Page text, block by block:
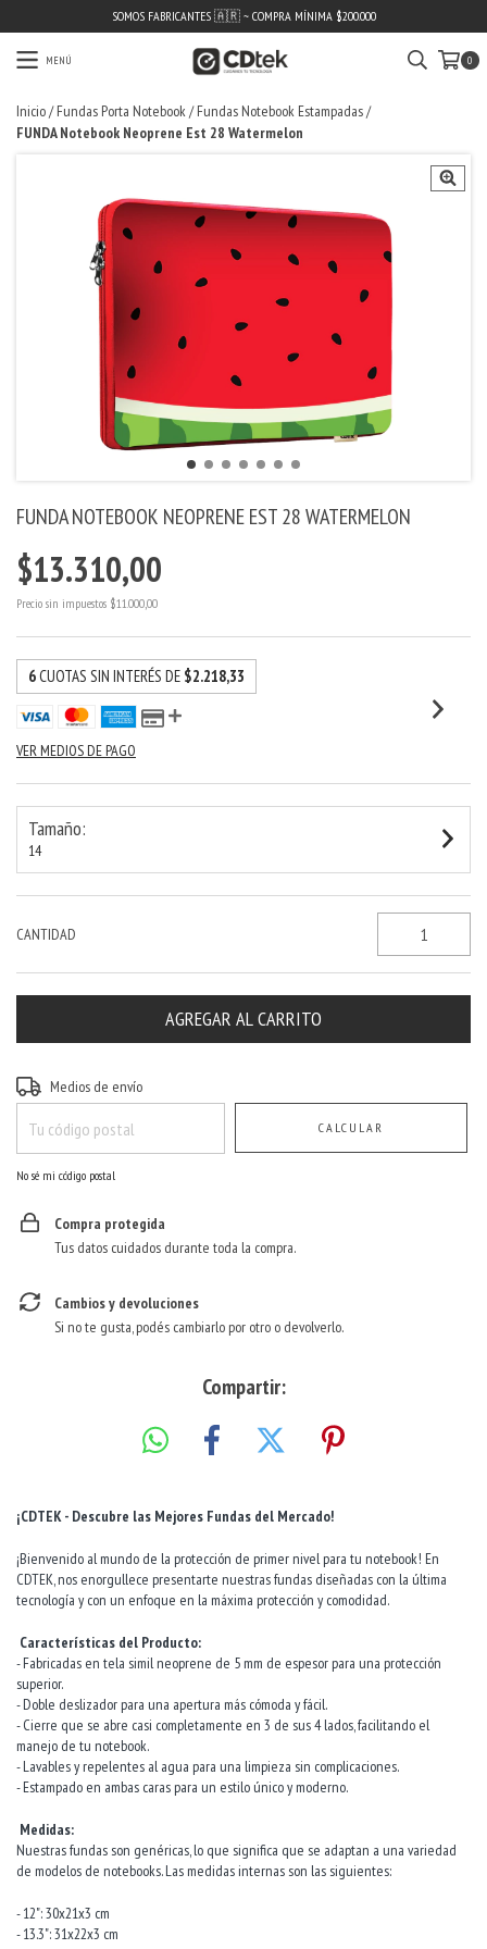
SOMOS FABRICANTES 🇦🇷 ~ COMPRA MÍNIMA $200.000
MENÚ 0
Inicio/ Fundas Porta Notebook/ Fundas Notebook Estampadas/
FUNDA Notebook Neoprene Est 28 Watermelon
FUNDA NOTEBOOK NEOPRENE EST 28 WATERMELON
$13.310,00
Precio sin impuestos $11.000,00
6CUOTAS SIN INTERÉS DE $2.218,33
VER MEDIOS DE PAGO
Tamaño:
14
CANTIDAD
Entregas para el CP:
Medios de envío
CALCULAR
No sé mi código postal
Compra protegida
Tus datos cuidados durante toda la compra.
Cambios y devoluciones
Si no te gusta, podés cambiarlo por otro o devolverlo.
Compartir:
¡CDTEK - Descubre las Mejores Fundas del Mercado!
¡Bienvenido al mundo de la protección de primer nivel para tu notebook! En
CDTEK, nos enorgullece presentarte nuestras fundas diseñadas con la última
tecnología y con un enfoque en la máxima protección y comodidad.
Características del Producto:
- Fabricadas en tela simil neoprene de 5 mm de espesor para una protección
superior.
- Doble deslizador para una apertura más cómoda y fácil.
- Cierre que se abre casi completamente en 3 de sus 4 lados, facilitando el
manejo de tu notebook.
- Lavables y repelentes al agua para una limpieza sin complicaciones.
- Estampado en ambas caras para un estilo único y moderno.
Medidas:
Nuestras fundas son genéricas, lo que significa que se adaptan a una variedad
de modelos de notebooks. Las medidas internas son las siguientes:
- 12": 30x21x3 cm
- 13.3": 31x22x3 cm